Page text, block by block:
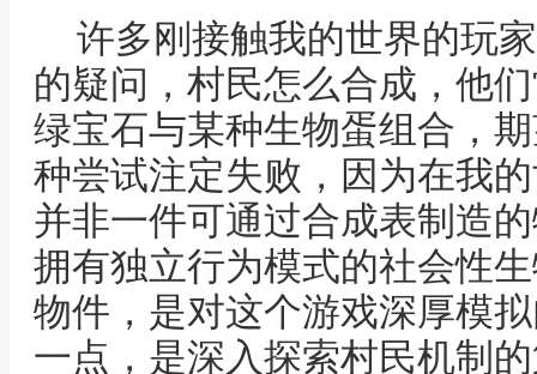
许多刚接触我的世界的玩
的疑问，村民怎么合成，他
绿宝石与某种生物蛋组合，
种尝试注定失败，因为在我
并非一件可通过合成表制造
拥有独立行为模式的社会性
物件，是对这个游戏深厚模
一点，是深入探索村民机制